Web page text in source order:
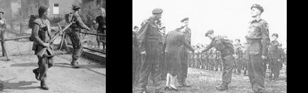
verzamelterrein binnengaan.
Amsterdam, mei 1945.